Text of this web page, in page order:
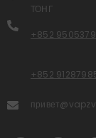
ТОНГ
+852
+852